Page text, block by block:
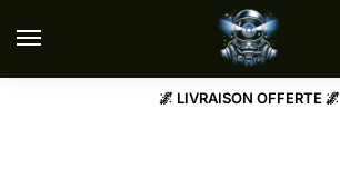
🌌 LIVRAISON OFFERTE 🌌